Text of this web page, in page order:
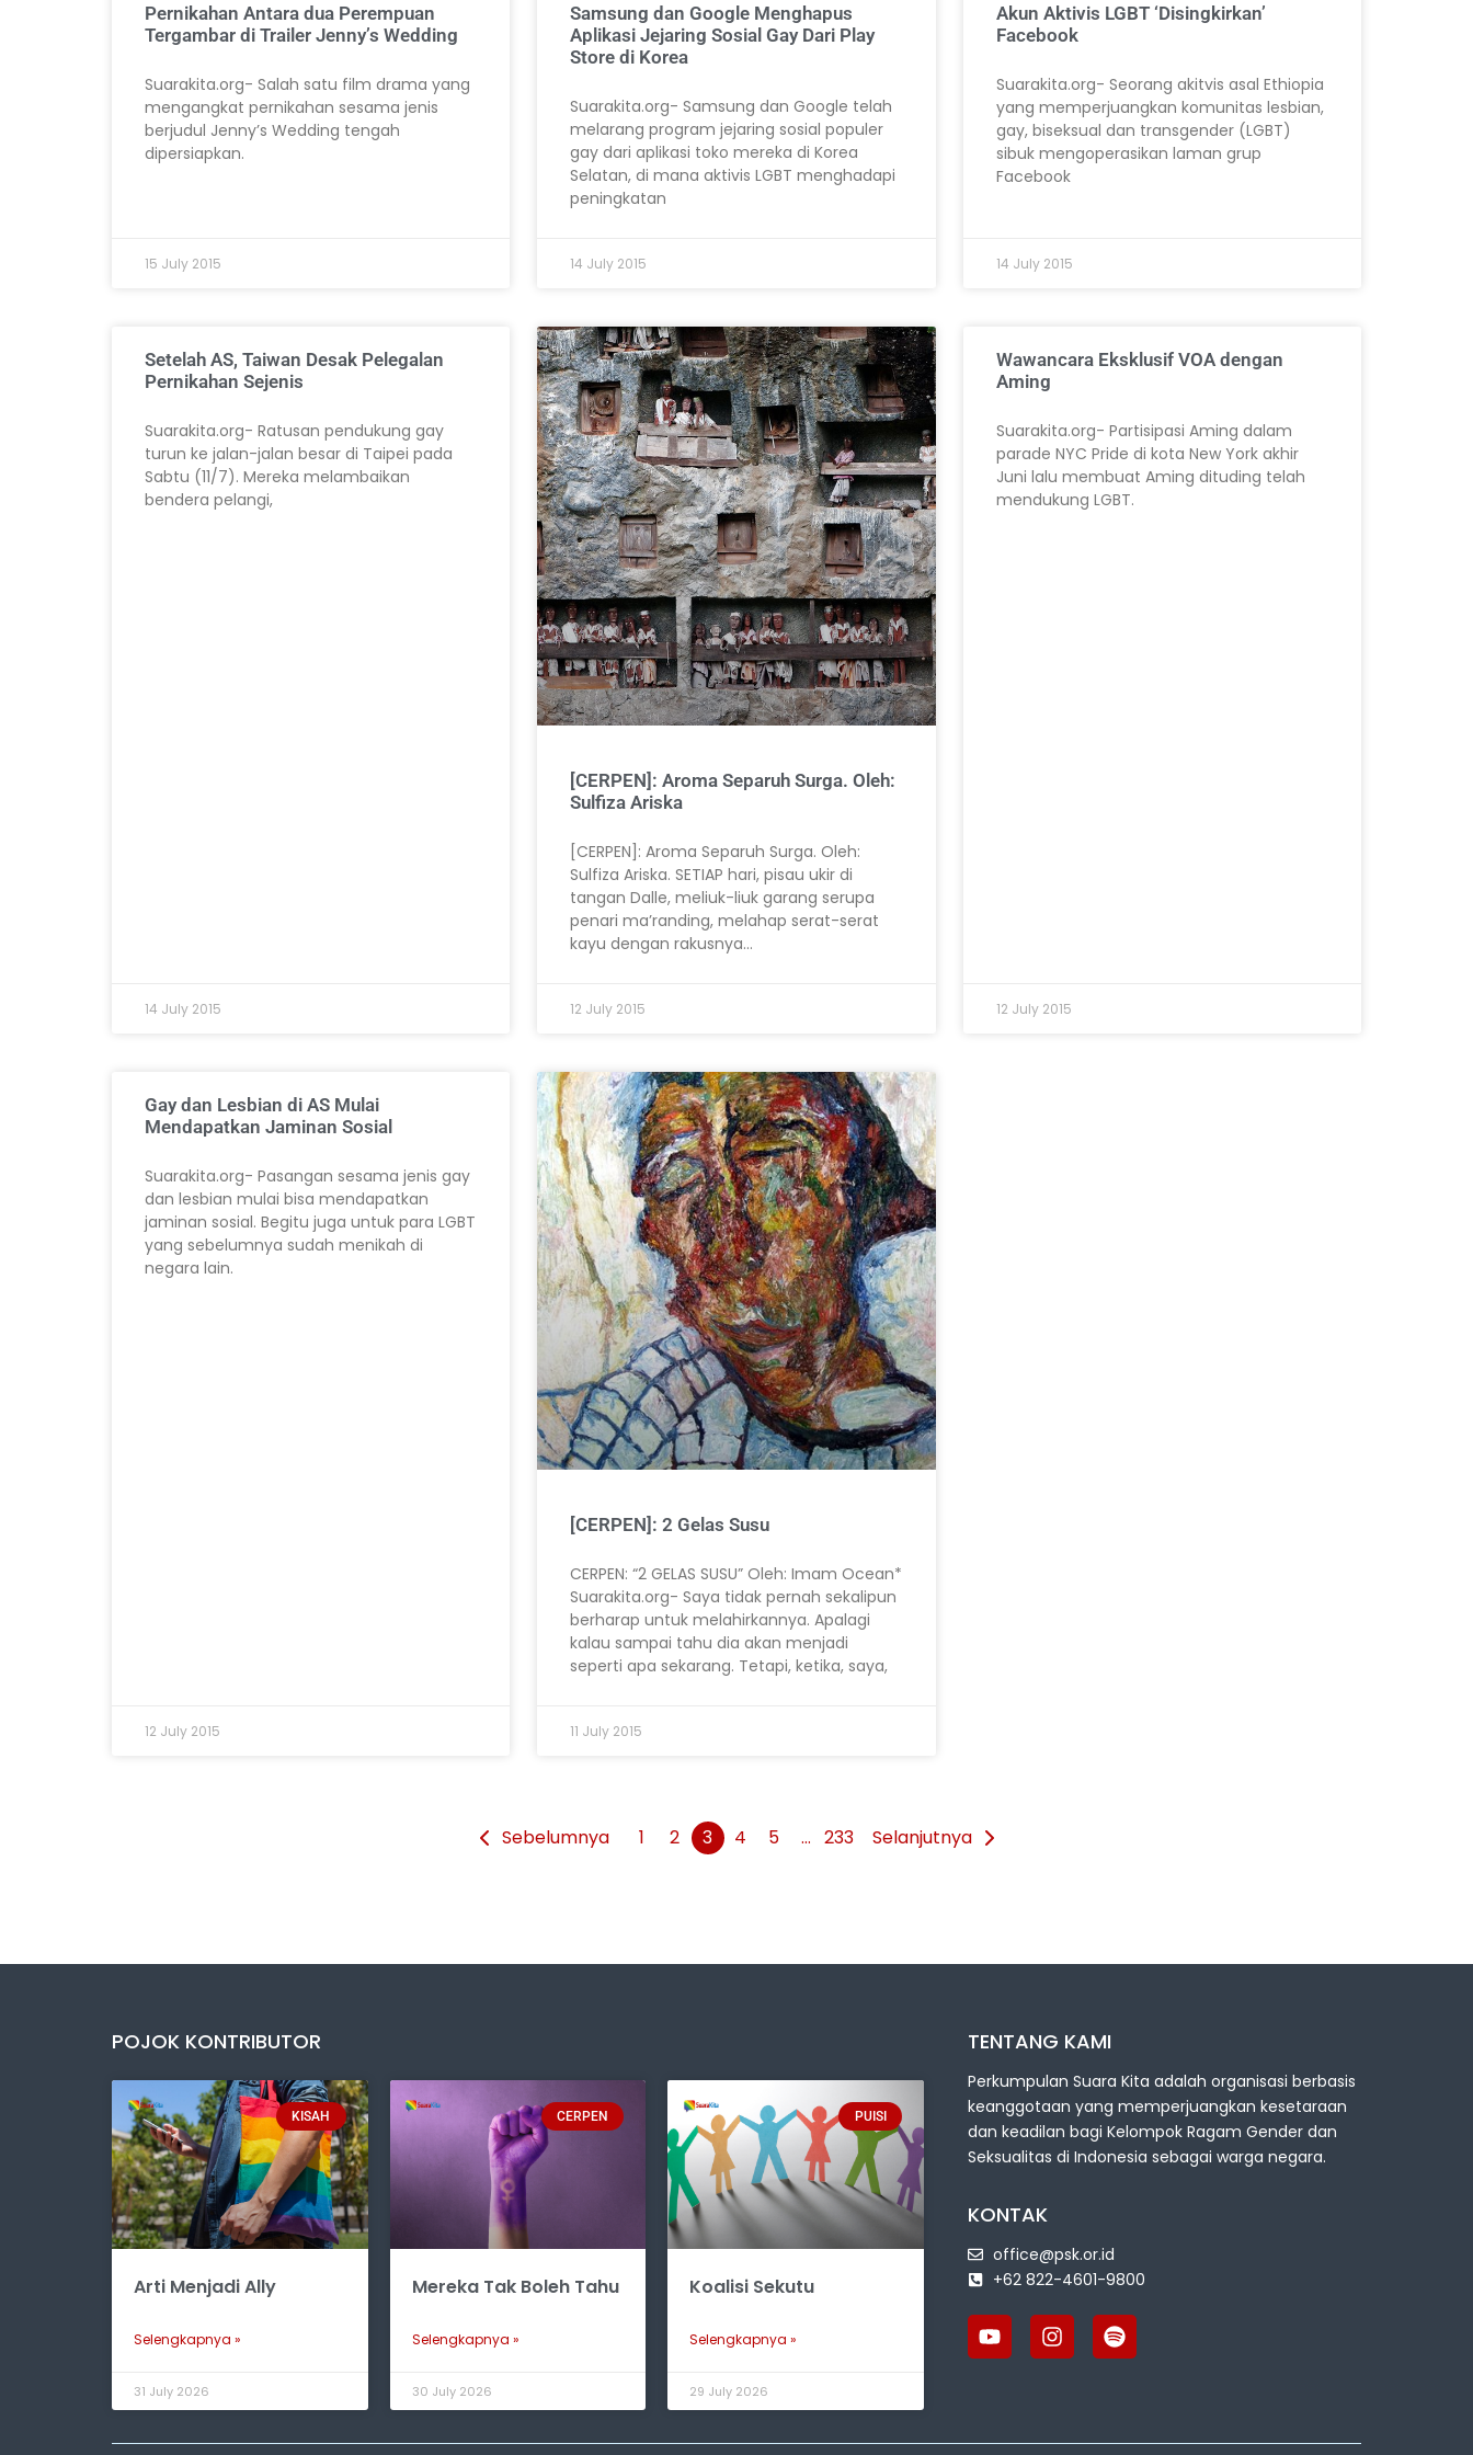
Pernikahan Antara dua Perempuan
Tergambar di Trailer Jenny’s Wedding
Suarakita.org- Salah satu film drama yang
mengangkat pernikahan sesama jenis
berjudul Jenny’s Wedding tengah
dipersiapkan.
15 July 2015
Samsung dan Google Menghapus
Aplikasi Jejaring Sosial Gay Dari Play
Store di Korea
Suarakita.org- Samsung dan Google telah
melarang program jejaring sosial populer
gay dari aplikasi toko mereka di Korea
Selatan, di mana aktivis LGBT menghadapi
peningkatan
14 July 2015
Akun Aktivis LGBT ‘Disingkirkan’
Facebook
Suarakita.org- Seorang akitvis asal Ethiopia
yang memperjuangkan komunitas lesbian,
gay, biseksual dan transgender (LGBT)
sibuk mengoperasikan laman grup
Facebook
14 July 2015
Setelah AS, Taiwan Desak Pelegalan
Pernikahan Sejenis
Suarakita.org- Ratusan pendukung gay
turun ke jalan-jalan besar di Taipei pada
Sabtu (11/7). Mereka melambaikan
bendera pelangi,
14 July 2015
[CERPEN]: Aroma Separuh Surga. Oleh:
Sulfiza Ariska
[CERPEN]: Aroma Separuh Surga. Oleh:
Sulfiza Ariska. SETIAP hari, pisau ukir di
tangan Dalle, meliuk-liuk garang serupa
penari ma’randing, melahap serat-serat
kayu dengan rakusnya…
12 July 2015
Wawancara Eksklusif VOA dengan
Aming
Suarakita.org- Partisipasi Aming dalam
parade NYC Pride di kota New York akhir
Juni lalu membuat Aming dituding telah
mendukung LGBT.
12 July 2015
Gay dan Lesbian di AS Mulai
Mendapatkan Jaminan Sosial
Suarakita.org- Pasangan sesama jenis gay
dan lesbian mulai bisa mendapatkan
jaminan sosial. Begitu juga untuk para LGBT
yang sebelumnya sudah menikah di
negara lain.
12 July 2015
[CERPEN]: 2 Gelas Susu
CERPEN: “2 GELAS SUSU” Oleh: Imam Ocean*
Suarakita.org- Saya tidak pernah sekalipun
berharap untuk melahirkannya. Apalagi
kalau sampai tahu dia akan menjadi
seperti apa sekarang. Tetapi, ketika, saya,
11 July 2015
Sebelumnya 1 2 3 4 5 … 233 Selanjutnya
POJOK KONTRIBUTOR
KISAH
Arti Menjadi Ally
Selengkapnya »
31 July 2026
CERPEN
Mereka Tak Boleh Tahu
Selengkapnya »
30 July 2026
PUISI
Koalisi Sekutu
Selengkapnya »
29 July 2026
TENTANG KAMI
Perkumpulan Suara Kita adalah organisasi berbasis
keanggotaan yang memperjuangkan kesetaraan
dan keadilan bagi Kelompok Ragam Gender dan
Seksualitas di Indonesia sebagai warga negara.
KONTAK
office@psk.or.id
+62 822-4601-9800